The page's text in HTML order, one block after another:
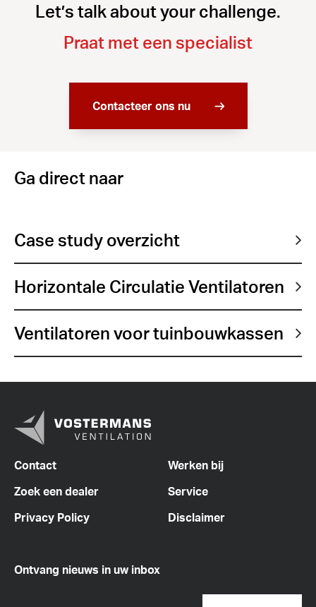
Let’s talk about your challenge.
Praat met een specialist
Contacteer ons nu
Ga direct naar
Case study overzicht
Horizontale Circulatie Ventilatoren
Ventilatoren voor tuinbouwkassen
Contact
Werken bij
Zoek een dealer
Service
Privacy Policy
Disclaimer
Ontvang nieuws in uw inbox